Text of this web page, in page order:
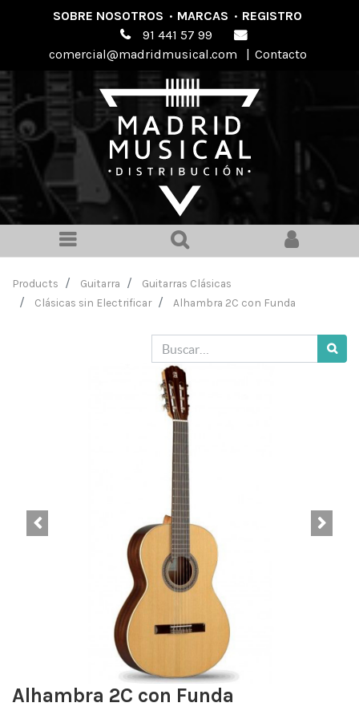
SOBRE NOSOTROS · MARCAS · REGISTRO
91 441 57 99
comercial@madridmusical.com
| Contacto
Products Guitarra
Guitarras Clásicas
Clásicas sin Electrificar
Alhambra 2C con Funda
Alhambra 2C con Funda